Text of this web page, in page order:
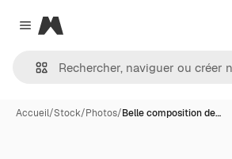
Close menu
Magnific
Accueil/Stock/Photos/Belle composition de…